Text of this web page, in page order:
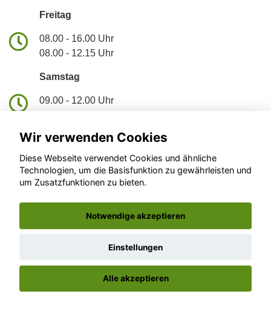
Freitag
08.00 - 16.00 Uhr
08.00 - 12.15 Uhr
Samstag
09.00 - 12.00 Uhr
Autohaus W. Pepping
Zustimmung erforderlich
zu denDatenschutzrichtlinien vom
Zustimmen
Wir verwenden Cookies
Diese Webseite verwendet Cookies und ähnliche
Technologien, um die Basisfunktion zu gewährleisten und
um Zusatzfunktionen zu bieten.
Notwendige akzeptieren
Einstellungen
Alle akzeptieren